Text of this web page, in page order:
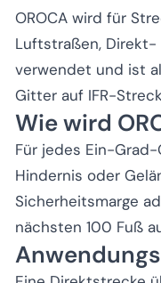
OROCA wird für
Luftstraßen, Direkt-
verwendet und ist
Gitter auf IFR-
Wie wird
Für jedes Ein-
Hindernis oder
Sicherheitsmarge
nächsten 100 Fuß